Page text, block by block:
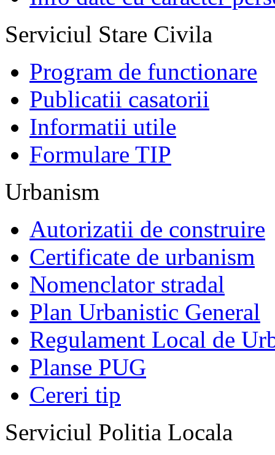
Serviciul Stare Civila
Program de functionare
Publicatii casatorii
Informatii utile
Formulare TIP
Urbanism
Autorizatii de construire
Certificate de urbanism
Nomenclator stradal
Plan Urbanistic General
Regulament Local de
Planse PUG
Cereri tip
Serviciul Politia Locala